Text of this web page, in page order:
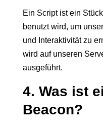
Ein Script ist ein
benutzt wird, um
und Interaktivität zu
wird auf unseren
ausgeführt.
4. Was ist
Beacon?